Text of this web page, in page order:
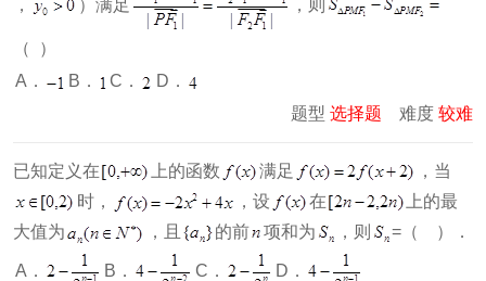
， ）满足 ，则
（ ）
A．
B． C．
D．
题型 选择题 难度 较难
已知定义在 上的函数 满足
，当
时，
，设 在
上的最
大值为
，且 的前 项和为 ，则 =（ ）．
A． B． C． D．